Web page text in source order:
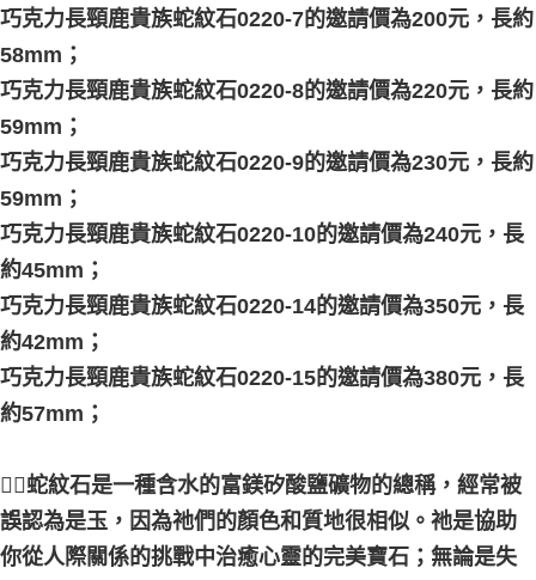
巧克力長頸鹿貴族蛇紋石0220-7的邀請價為200元，長約
58mm；
巧克力長頸鹿貴族蛇紋石0220-8的邀請價為220元，長約
59mm；
巧克力長頸鹿貴族蛇紋石0220-9的邀請價為230元，長約
59mm；
巧克力長頸鹿貴族蛇紋石0220-10的邀請價為240元，長
約45mm；
巧克力長頸鹿貴族蛇紋石0220-14的邀請價為350元，長
約42mm；
巧克力長頸鹿貴族蛇紋石0220-15的邀請價為380元，長
約57mm；
🧞‍♀️蛇紋石是一種含水的富鎂矽酸鹽礦物的總稱，經常被
誤認為是玉，因為祂們的顏色和質地很相似。祂是協助
你從人際關係的挑戰中治癒心靈的完美寶石；無論是失